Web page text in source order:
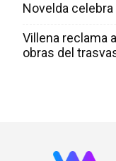
Novelda
Villena reclama
obras del